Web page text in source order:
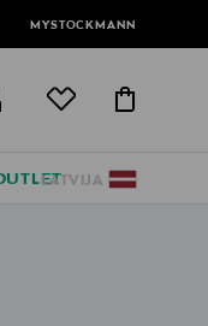
MYSTOCKMANN
LATVIJA